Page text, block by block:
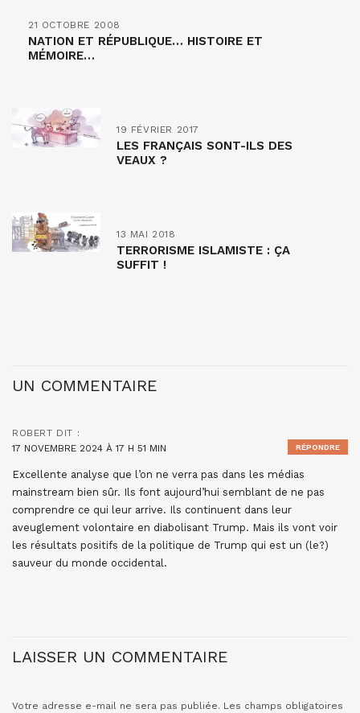
21 OCTOBRE 2008
NATION ET RÉPUBLIQUE… HISTOIRE ET
MÉMOIRE…
19 FÉVRIER 2017
LES FRANÇAIS SONT-ILS DES
VEAUX ?
13 MAI 2018
TERRORISME ISLAMISTE : ÇA
SUFFIT !
UN COMMENTAIRE
ROBERT DIT :
17 NOVEMBRE 2024 À 17 H 51 MIN
Excellente analyse que l’on ne verra pas dans les médias
mainstream bien sûr. Ils font aujourd’hui semblant de ne pas
comprendre ce qui leur arrive. Ils continuent dans leur
aveuglement volontaire en diabolisant Trump. Mais ils vont voir
les résultats positifs de la politique de Trump qui est un (le?)
sauveur du monde occidental.
RÉPONDRE
LAISSER UN COMMENTAIRE
Votre adresse e-mail ne sera pas publiée. Les champs obligatoires